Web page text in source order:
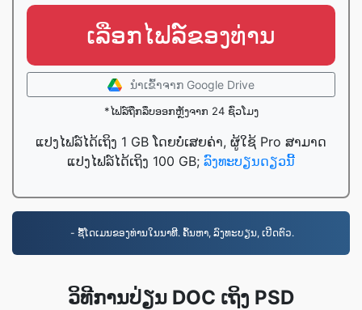
ເລືອກໄຟລ໌ຂອງທ່ານ
ນໍາເຂົ້າ​ຈາກ Google Drive
*ໄຟລ໌ຖືກລຶບອອກຫຼັງຈາກ 24 ຊົ່ວໂມງ
ແປງໄຟລ໌ໄດ້ເຖິງ 1 GB ໂດຍບໍ່ເສຍຄ່າ, ຜູ້ໃຊ້ Pro ສາມາດ
ແປງໄຟລ໌ໄດ້ເຖິງ 100 GB; ລົງທະບຽນດຽວນີ້
- ຊື້ໂດເມນຂອງທ່ານໃນນາທີ. ຄົ້ນຫາ, ລົງທະບຽນ, ເປີດຕົວ.
ວິທີການປ່ຽນ DOC ເຖິງ PSD